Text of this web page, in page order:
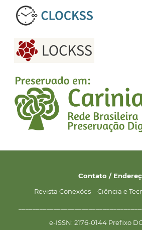
Contato /
Revista Conexões – Ciência e
e-ISSN: 2176-0144 Prefixo